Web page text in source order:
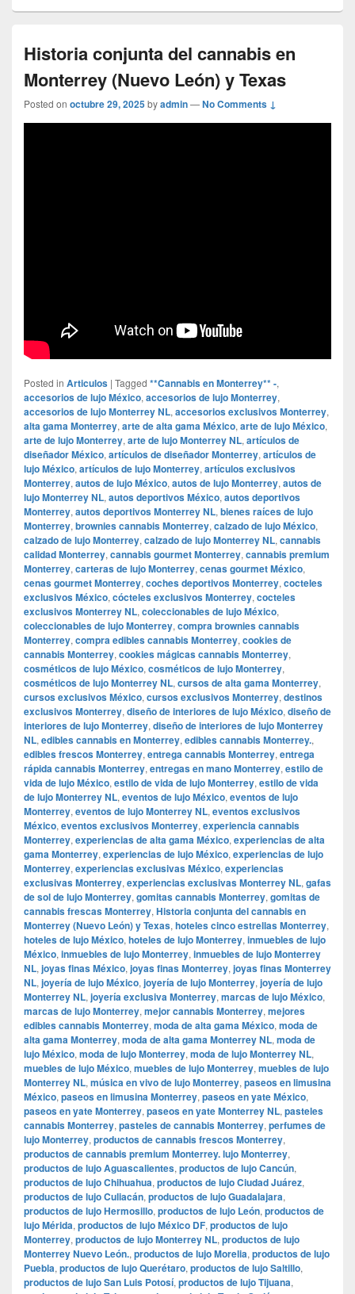
Historia conjunta del cannabis en
Monterrey (Nuevo León) y Texas
Posted on octubre 29, 2025byadmin—No Comments ↓
Posted in Articulos | Tagged **Cannabis en Monterrey** -,
accesorios de lujo México, accesorios de lujo Monterrey,
accesorios de lujo Monterrey NL, accesorios exclusivos Monterrey,
alta gama Monterrey, arte de alta gama México, arte de lujo México,
arte de lujo Monterrey, arte de lujo Monterrey NL, artículos de
diseñador México, artículos de diseñador Monterrey, artículos de
lujo México, artículos de lujo Monterrey, artículos exclusivos
Monterrey, autos de lujo México, autos de lujo Monterrey, autos de
lujo Monterrey NL, autos deportivos México, autos deportivos
Monterrey, autos deportivos Monterrey NL, bienes raíces de lujo
Monterrey, brownies cannabis Monterrey, calzado de lujo México,
calzado de lujo Monterrey, calzado de lujo Monterrey NL, cannabis
calidad Monterrey, cannabis gourmet Monterrey, cannabis premium
Monterrey, carteras de lujo Monterrey, cenas gourmet México,
cenas gourmet Monterrey, coches deportivos Monterrey, cocteles
exclusivos México, cócteles exclusivos Monterrey, cocteles
exclusivos Monterrey NL, coleccionables de lujo México,
coleccionables de lujo Monterrey, compra brownies cannabis
Monterrey, compra edibles cannabis Monterrey, cookies de
cannabis Monterrey, cookies mágicas cannabis Monterrey,
cosméticos de lujo México, cosméticos de lujo Monterrey,
cosméticos de lujo Monterrey NL, cursos de alta gama Monterrey,
cursos exclusivos México, cursos exclusivos Monterrey, destinos
exclusivos Monterrey, diseño de interiores de lujo México, diseño de
interiores de lujo Monterrey, diseño de interiores de lujo Monterrey
NL, edibles cannabis en Monterrey, edibles cannabis Monterrey.,
edibles frescos Monterrey, entrega cannabis Monterrey, entrega
rápida cannabis Monterrey, entregas en mano Monterrey, estilo de
vida de lujo México, estilo de vida de lujo Monterrey, estilo de vida
de lujo Monterrey NL, eventos de lujo México, eventos de lujo
Monterrey, eventos de lujo Monterrey NL, eventos exclusivos
México, eventos exclusivos Monterrey, experiencia cannabis
Monterrey, experiencias de alta gama México, experiencias de alta
gama Monterrey, experiencias de lujo México, experiencias de lujo
Monterrey, experiencias exclusivas México, experiencias
exclusivas Monterrey, experiencias exclusivas Monterrey NL, gafas
de sol de lujo Monterrey, gomitas cannabis Monterrey, gomitas de
cannabis frescas Monterrey, Historia conjunta del cannabis en
Monterrey (Nuevo León) y Texas, hoteles cinco estrellas Monterrey,
hoteles de lujo México, hoteles de lujo Monterrey, inmuebles de lujo
México, inmuebles de lujo Monterrey, inmuebles de lujo Monterrey
NL, joyas finas México, joyas finas Monterrey, joyas finas Monterrey
NL, joyería de lujo México, joyería de lujo Monterrey, joyería de lujo
Monterrey NL, joyería exclusiva Monterrey, marcas de lujo México,
marcas de lujo Monterrey, mejor cannabis Monterrey, mejores
edibles cannabis Monterrey, moda de alta gama México, moda de
alta gama Monterrey, moda de alta gama Monterrey NL, moda de
lujo México, moda de lujo Monterrey, moda de lujo Monterrey NL,
muebles de lujo México, muebles de lujo Monterrey, muebles de lujo
Monterrey NL, música en vivo de lujo Monterrey, paseos en limusina
México, paseos en limusina Monterrey, paseos en yate México,
paseos en yate Monterrey, paseos en yate Monterrey NL, pasteles
cannabis Monterrey, pasteles de cannabis Monterrey, perfumes de
lujo Monterrey, productos de cannabis frescos Monterrey,
productos de cannabis premium Monterrey. lujo Monterrey,
productos de lujo Aguascalientes, productos de lujo Cancún,
productos de lujo Chihuahua, productos de lujo Ciudad Juárez,
productos de lujo Culiacán, productos de lujo Guadalajara,
productos de lujo Hermosillo, productos de lujo León, productos de
lujo Mérida, productos de lujo México DF, productos de lujo
Monterrey, productos de lujo Monterrey NL, productos de lujo
Monterrey Nuevo León., productos de lujo Morelia, productos de lujo
Puebla, productos de lujo Querétaro, productos de lujo Saltillo,
productos de lujo San Luis Potosí, productos de lujo Tijuana,